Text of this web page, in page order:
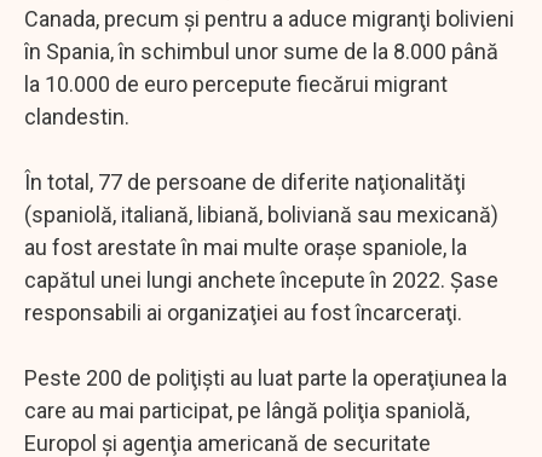
Canada, precum şi pentru a aduce migranţi bolivieni
în Spania, în schimbul unor sume de la 8.000 până
la 10.000 de euro percepute fiecărui migrant
clandestin.
În total, 77 de persoane de diferite naţionalităţi
(spaniolă, italiană, libiană, boliviană sau mexicană)
au fost arestate în mai multe oraşe spaniole, la
capătul unei lungi anchete începute în 2022. Şase
responsabili ai organizaţiei au fost încarceraţi.
Peste 200 de poliţişti au luat parte la operaţiunea la
care au mai participat, pe lângă poliţia spaniolă,
Europol şi agenţia americană de securitate